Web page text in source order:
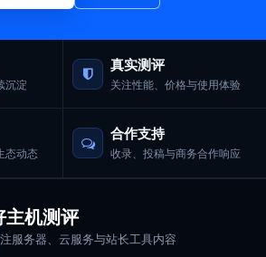
沉淀
真实测评
关注性能、价格与使用体验
态动态
合作支持
收录、投稿与商务合作响应
主机测评
服务器、云服务与站长工具内容